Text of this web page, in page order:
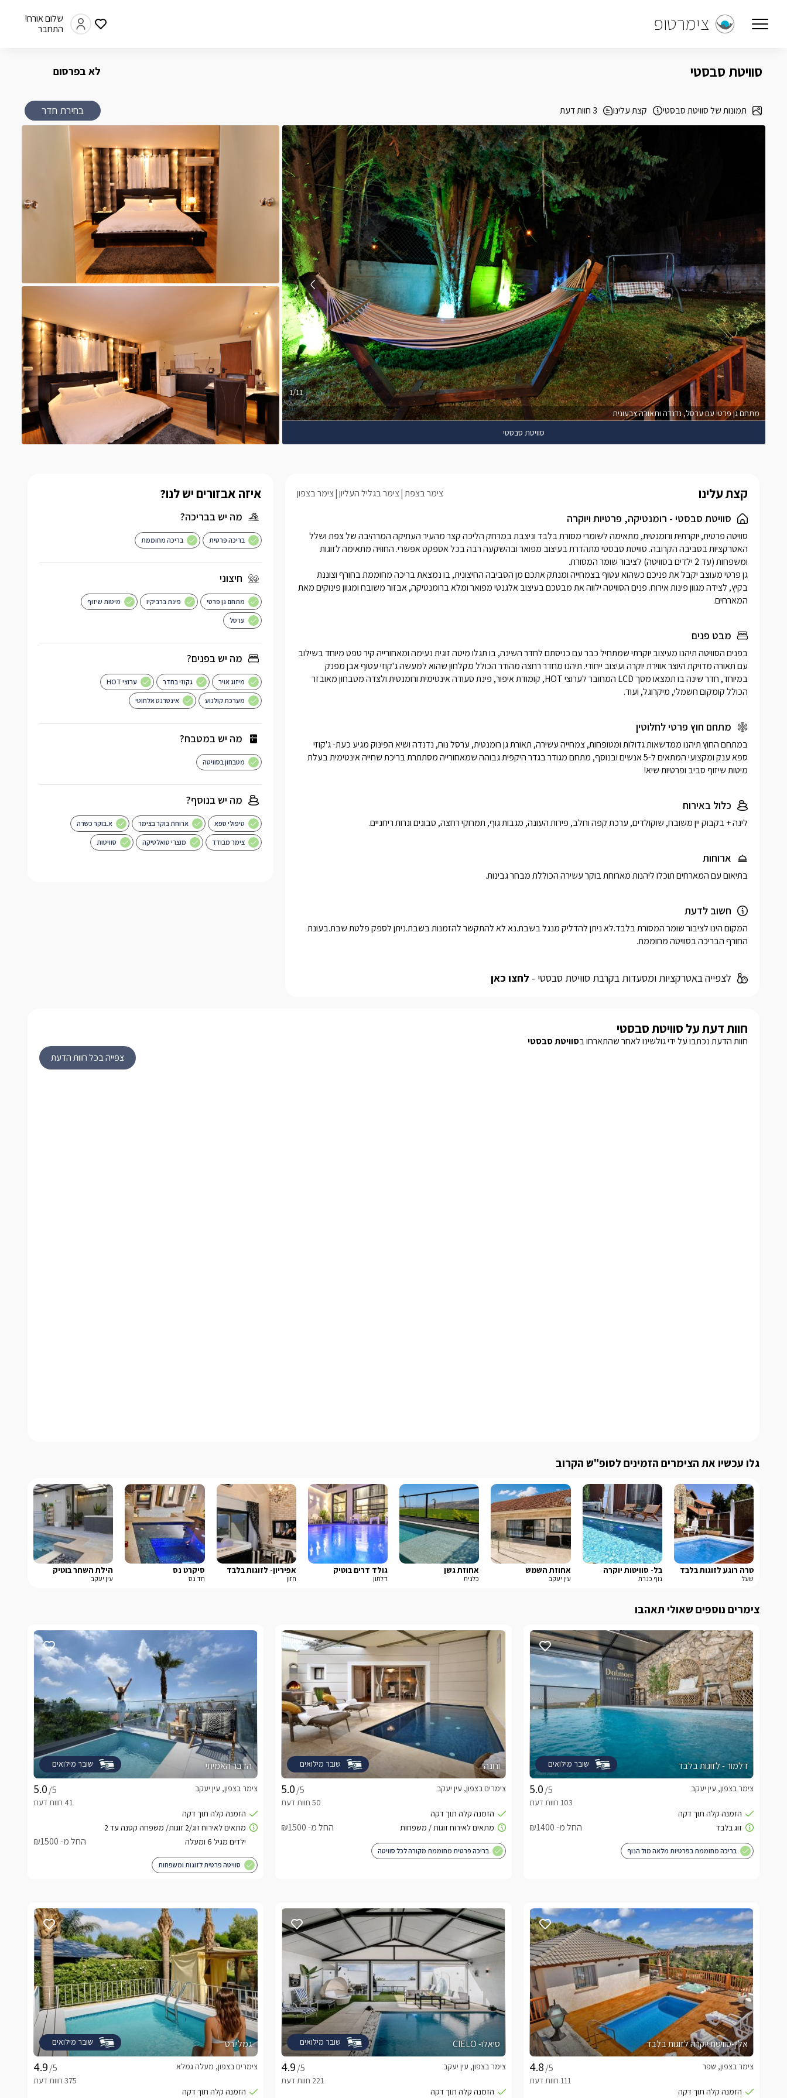
צימרטופ
שלום אורח!
התחבר
סוויטת סבסטי
תמונות של סוויטת סבסטי קצת עלינו 3 חוות דעת
לא בפרסום
בחירת חדר
מתחם גן פרטי עם ערסל, נדנדה ותאורה צבעונית
1/11
סוויטת סבסטי
קצת עלינו צימר בצפת צימר בגליל העליון צימר בצפון
סוויטת סבסטי - רומנטיקה, פרטיות ויוקרה
המארחים.
מבט פנים
הכולל קומקום חשמלי, מיקרוגל, ועוד.
מתחם חוץ פרטי לחלוטין
מיטות שיזוף סביב ופרטיות שיא!
כלול באירוח
לינה + בקבוק יין משובח, שוקולדים, ערכת קפה וחלב, פירות העונה, מגבות גוף, תמרוקי רחצה, סבונים ונרות ריחניים.
ארוחות
בתיאום עם המארחים תוכלו ליהנות מארוחת בוקר עשירה הכוללת מבחר גבינות.
חשוב לדעת
החורף הבריכה בסוויטה מחוממת.
לצפייה באטרקציות ומסעדות בקרבת סוויטת סבסטי - לחצו כאן
איזה אבזורים יש לנו?
מה יש בבריכה?
בריכה פרטית בריכה מחוממת
חיצוני
מתחם גן פרטי פינת ברביקיו מיטות שיזוף
ערסל
מה יש בפנים?
מיזוג אויר גקוזי בחדר ערוצי HOT
מערכת קולנוע אינטרנט אלחוטי
מה יש במטבח?
מטבחון בסוויטה
מה יש בנוסף?
טיפולי ספא ארוחת בוקר בצימר א.בוקר כשרה
צימר מבודד מוצרי טואלטיקה סוויטות
חוות דעת על סוויטת סבסטי
חוות הדעת נכתבו על ידי גולשינו לאחר שהתארחו בסוויטת סבסטי
צפייה בכל חוות הדעת
גלו עכשיו את הצימרים הזמינים לסופ"ש הקרוב
טרה רוגע לזוגות בלבד
שעל
בל- סוויטות יוקרה
נוף כנרת
אחוזת השמש
עין יעקב
אחוזת גשן
כלנית
גולד דרים בוטיק
דלתון
אפיריון- לזוגות בלבד
חזון
סיקרט נס
חד נס
הילת השחר בוטיק
עין יעקב
צימרים נוספים שאולי תאהבו
שובר מילואים
דלמור - לזוגות בלבד
/5
צימר בצפון, עין יעקב
החל מ- ₪1400
בריכה מחוממת בפרטיות מלאה מול הנוף
שובר מילואים
ורונה
/5
צימרים בצפון, עין יעקב
החל מ- ₪1500
בריכה פרטית מחוממת מקורה לכל סוויטה
שובר מילואים
הדבר האמיתי
/5
צימר בצפון, עין יעקב
החל מ- ₪1500
סוויטה פרטית לזוגות ומשפחות
אלין-סוויטת יוקרה לזוגות בלבד
/5
צימר בצפון, שפר
שובר מילואים
סיאלו- CIELO
/5
צימר בצפון, עין יעקב
שובר מילואים
גמליורט
/5
צימרים בצפון, מעלה גמלא